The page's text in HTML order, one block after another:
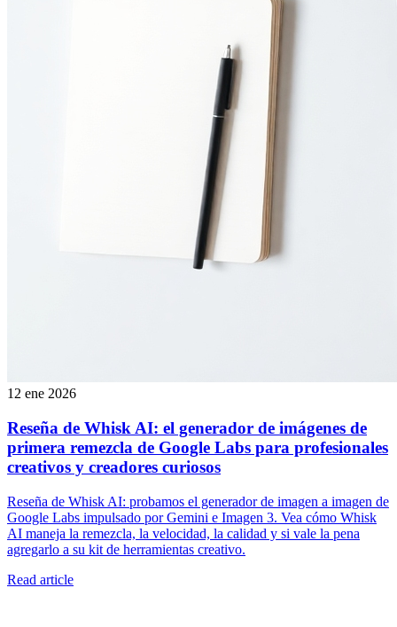
12 ene 2026
Reseña de Whisk AI: el generador de imágenes de
primera remezcla de Google Labs para profesionales
creativos y creadores curiosos
Reseña de Whisk AI: probamos el generador de imagen a imagen de
Google Labs impulsado por Gemini e Imagen 3. Vea cómo Whisk
AI maneja la remezcla, la velocidad, la calidad y si vale la pena
agregarlo a su kit de herramientas creativo.
Read article